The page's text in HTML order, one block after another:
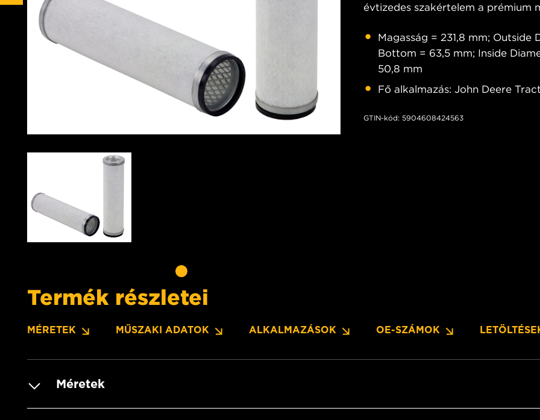
évtizedes szakértelem a prémium
Magasság = 231,8 mm;
Bottom = 63,5 mm; Inside
50,8 mm
Fő alkalmazás: John Deere
GTIN-kód: 5904608424563
Termék részletei
MÉRETEK MŰSZAKI ADATOK ALKALMAZÁSOK OE-SZÁMOK
Méretek